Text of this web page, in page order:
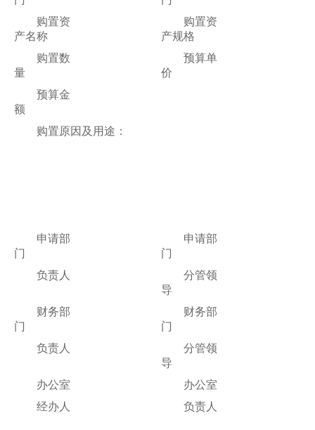
购置资
产名称
购置资
产规格
购置数
量
预算单
价
预算金
额
购置原因及用途：
申请部
门
负责人
申请部
门
分管领
导
财务部
门
负责人
财务部
门
分管领
导
办公室
经办人
办公室
负责人